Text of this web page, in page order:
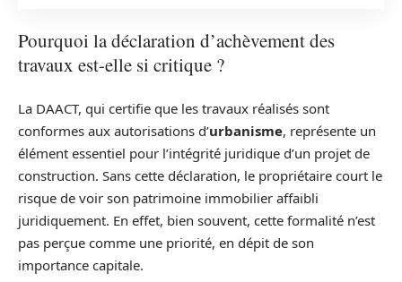
Pourquoi la déclaration d’achèvement des
travaux est-elle si critique ?
La DAACT, qui certifie que les travaux réalisés sont
conformes aux autorisations d’urbanisme, représente un
élément essentiel pour l’intégrité juridique d’un projet de
construction. Sans cette déclaration, le propriétaire court le
risque de voir son patrimoine immobilier affaibli
juridiquement. En effet, bien souvent, cette formalité n’est
pas perçue comme une priorité, en dépit de son
importance capitale.